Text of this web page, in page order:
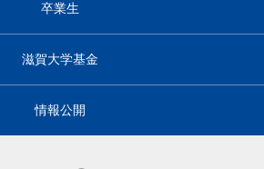
卒業生
滋賀大学基金
情報公開